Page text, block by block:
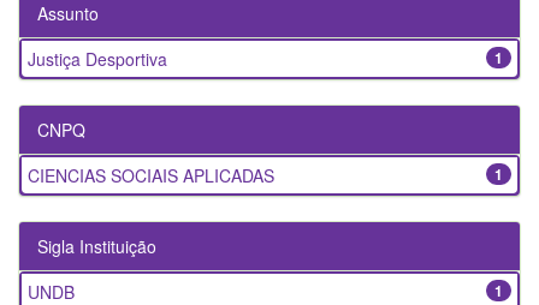
Assunto
1
Justiça Desportiva
CNPQ
1
CIENCIAS SOCIAIS APLICADAS
Sigla Instituição
1
UNDB